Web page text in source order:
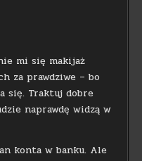
mi się makijaż
za prawdziwe – bo
się. Traktuj dobre
naprawdę widzą w
konta w banku. Ale